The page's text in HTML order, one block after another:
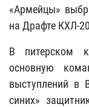
«Армейцы»
на Драфте КХЛ-
В питерском
основную
выступлений
синих»